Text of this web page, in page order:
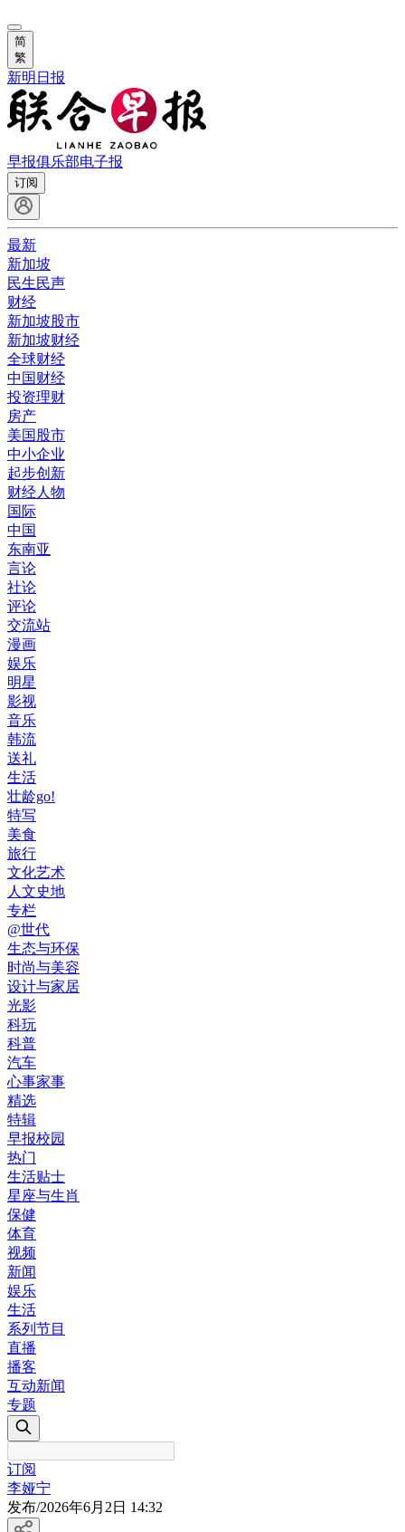
简
繁
新明日报
早报俱乐部电子报
订阅
最新
新加坡
民生民声
财经
新加坡股市
新加坡财经
全球财经
中国财经
投资理财
房产
美国股市
中小企业
起步创新
财经人物
国际
中国
东南亚
言论
社论
评论
交流站
漫画
娱乐
明星
影视
音乐
韩流
送礼
生活
壮龄go!
特写
美食
旅行
文化艺术
人文史地
专栏
@世代
生态与环保
时尚与美容
设计与家居
光影
科玩
科普
汽车
心事家事
精选
特辑
早报校园
热门
生活贴士
星座与生肖
保健
体育
视频
新闻
娱乐
生活
系列节目
直播
播客
互动新闻
专题
订阅
李娅宁
发布/2026年6月2日 14:32